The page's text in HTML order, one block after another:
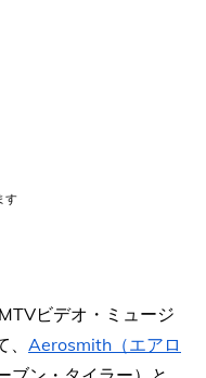
す
ビデオ・ミュージ
Aerosmith（エアロ